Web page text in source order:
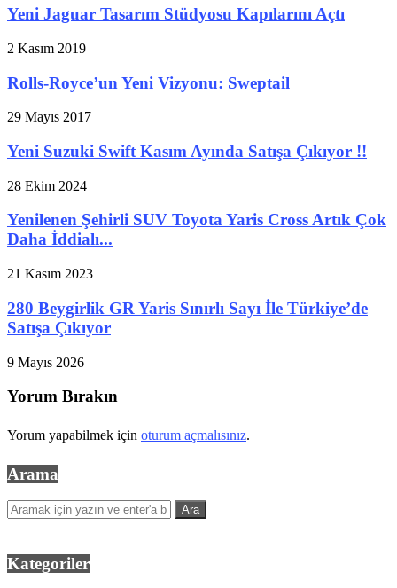
Yeni Jaguar Tasarım Stüdyosu Kapılarını Açtı
2 Kasım 2019
Rolls-Royce’un Yeni Vizyonu: Sweptail
29 Mayıs 2017
Yeni Suzuki Swift Kasım Ayında Satışa Çıkıyor !!
28 Ekim 2024
Yenilenen Şehirli SUV Toyota Yaris Cross Artık Çok
Daha İddialı...
21 Kasım 2023
280 Beygirlik GR Yaris Sınırlı Sayı İle Türkiye’de
Satışa Çıkıyor
9 Mayıs 2026
Yorum Bırakın
Yorum yapabilmek için oturum açmalısınız.
Arama
Kategoriler